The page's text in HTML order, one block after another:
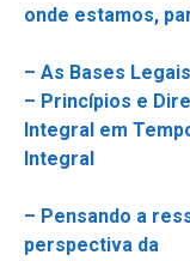
onde estamos,
– As Bases
– Princípios e
Integral em
Integral
– Pensando a
perspectiva da